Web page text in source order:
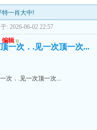
特一肖大中!
: 2026-06-02 22:57
编辑 u
一次．.见一次顶一次...
次．.见一次顶一次...